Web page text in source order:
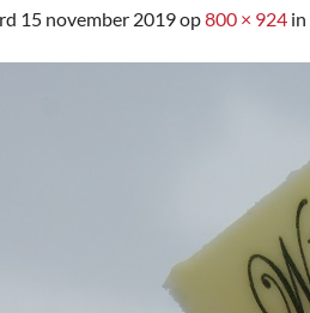
15 november 2019op800 × 924 in